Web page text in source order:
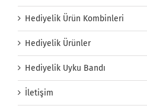
Hediyelik Ürün Kombinleri
Hediyelik Ürünler
Hediyelik Uyku Bandı
İletişim